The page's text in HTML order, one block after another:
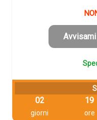
02
giorni
19
ore